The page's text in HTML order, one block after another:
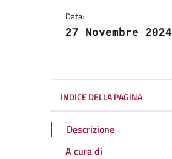
Data:
27 Novembre 2024
INDICE DELLA PAGINA
Descrizione
A cura di